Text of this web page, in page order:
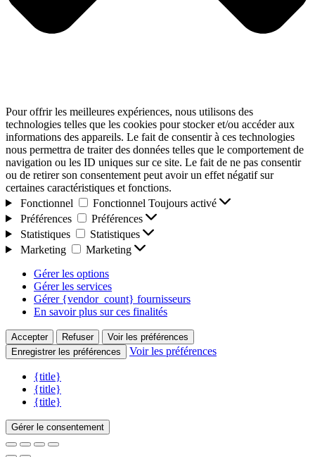
Pour offrir les meilleures expériences, nous utilisons des
technologies telles que les cookies pour stocker et/ou accéder aux
informations des appareils. Le fait de consentir à ces technologies
nous permettra de traiter des données telles que le comportement de
navigation ou les ID uniques sur ce site. Le fait de ne pas consentir
ou de retirer son consentement peut avoir un effet négatif sur
certaines caractéristiques et fonctions.
Fonctionnel
Fonctionnel Toujours activé
Préférences
Préférences
Statistiques
Statistiques
Marketing
Marketing
Gérer les options
Gérer les services
Gérer {vendor_count} fournisseurs
En savoir plus sur ces finalités
Accepter Refuser
Voir les préférences
Enregistrer les préférences
Voir les préférences
{title}
{title}
{title}
Gérer le consentement